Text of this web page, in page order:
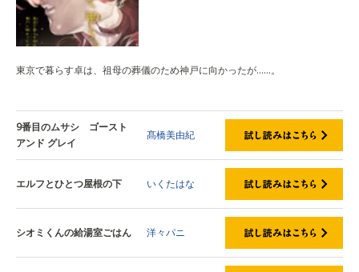
東京で暮らす卓は、祖母の葬儀のため神戸に向かったが……。
9番目のムサシ ゴースト
アンド グレイ
髙橋美由紀
エルフとひとつ屋根の下 いくたはな
シオミくんの給湯室ごはん 洋々パニ